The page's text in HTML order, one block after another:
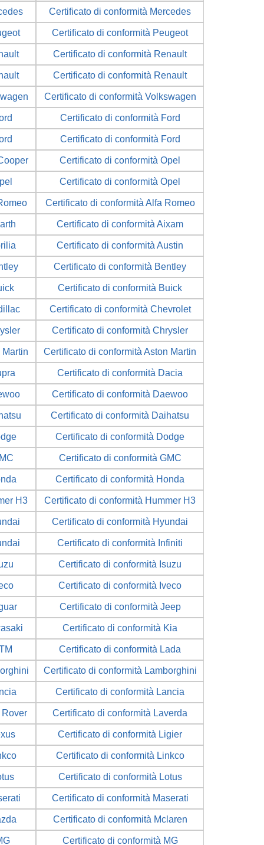
Certificato di conformità Mercedes
Certificato di conformità Peugeot
Certificato di conformità Renault
Certificato di conformità Renault
Certificato di conformità Volkswagen
Certificato di conformità Ford
Certificato di conformità Ford
Certificato di conformità Opel
Certificato di conformità Opel
Certificato di conformità Alfa Romeo
Certificato di conformità Aixam
Certificato di conformità Austin
Certificato di conformità Bentley
Certificato di conformità Buick
Certificato di conformità Chevrolet
Certificato di conformità Chrysler
Certificato di conformità Aston Martin
Certificato di conformità Dacia
Certificato di conformità Daewoo
Certificato di conformità Daihatsu
Certificato di conformità Dodge
Certificato di conformità GMC
Certificato di conformità Honda
H3 Certificato di conformità Hummer H3
Certificato di conformità Hyundai
Certificato di conformità Infiniti
Certificato di conformità Isuzu
Certificato di conformità Iveco
Certificato di conformità Jeep
Certificato di conformità Kia
Certificato di conformità Lada
Certificato di conformità Lamborghini
Certificato di conformità Lancia
Certificato di conformità Laverda
Certificato di conformità Ligier
Certificato di conformità Linkco
Certificato di conformità Lotus
Certificato di conformità Maserati
Certificato di conformità Mclaren
Certificato di conformità MG